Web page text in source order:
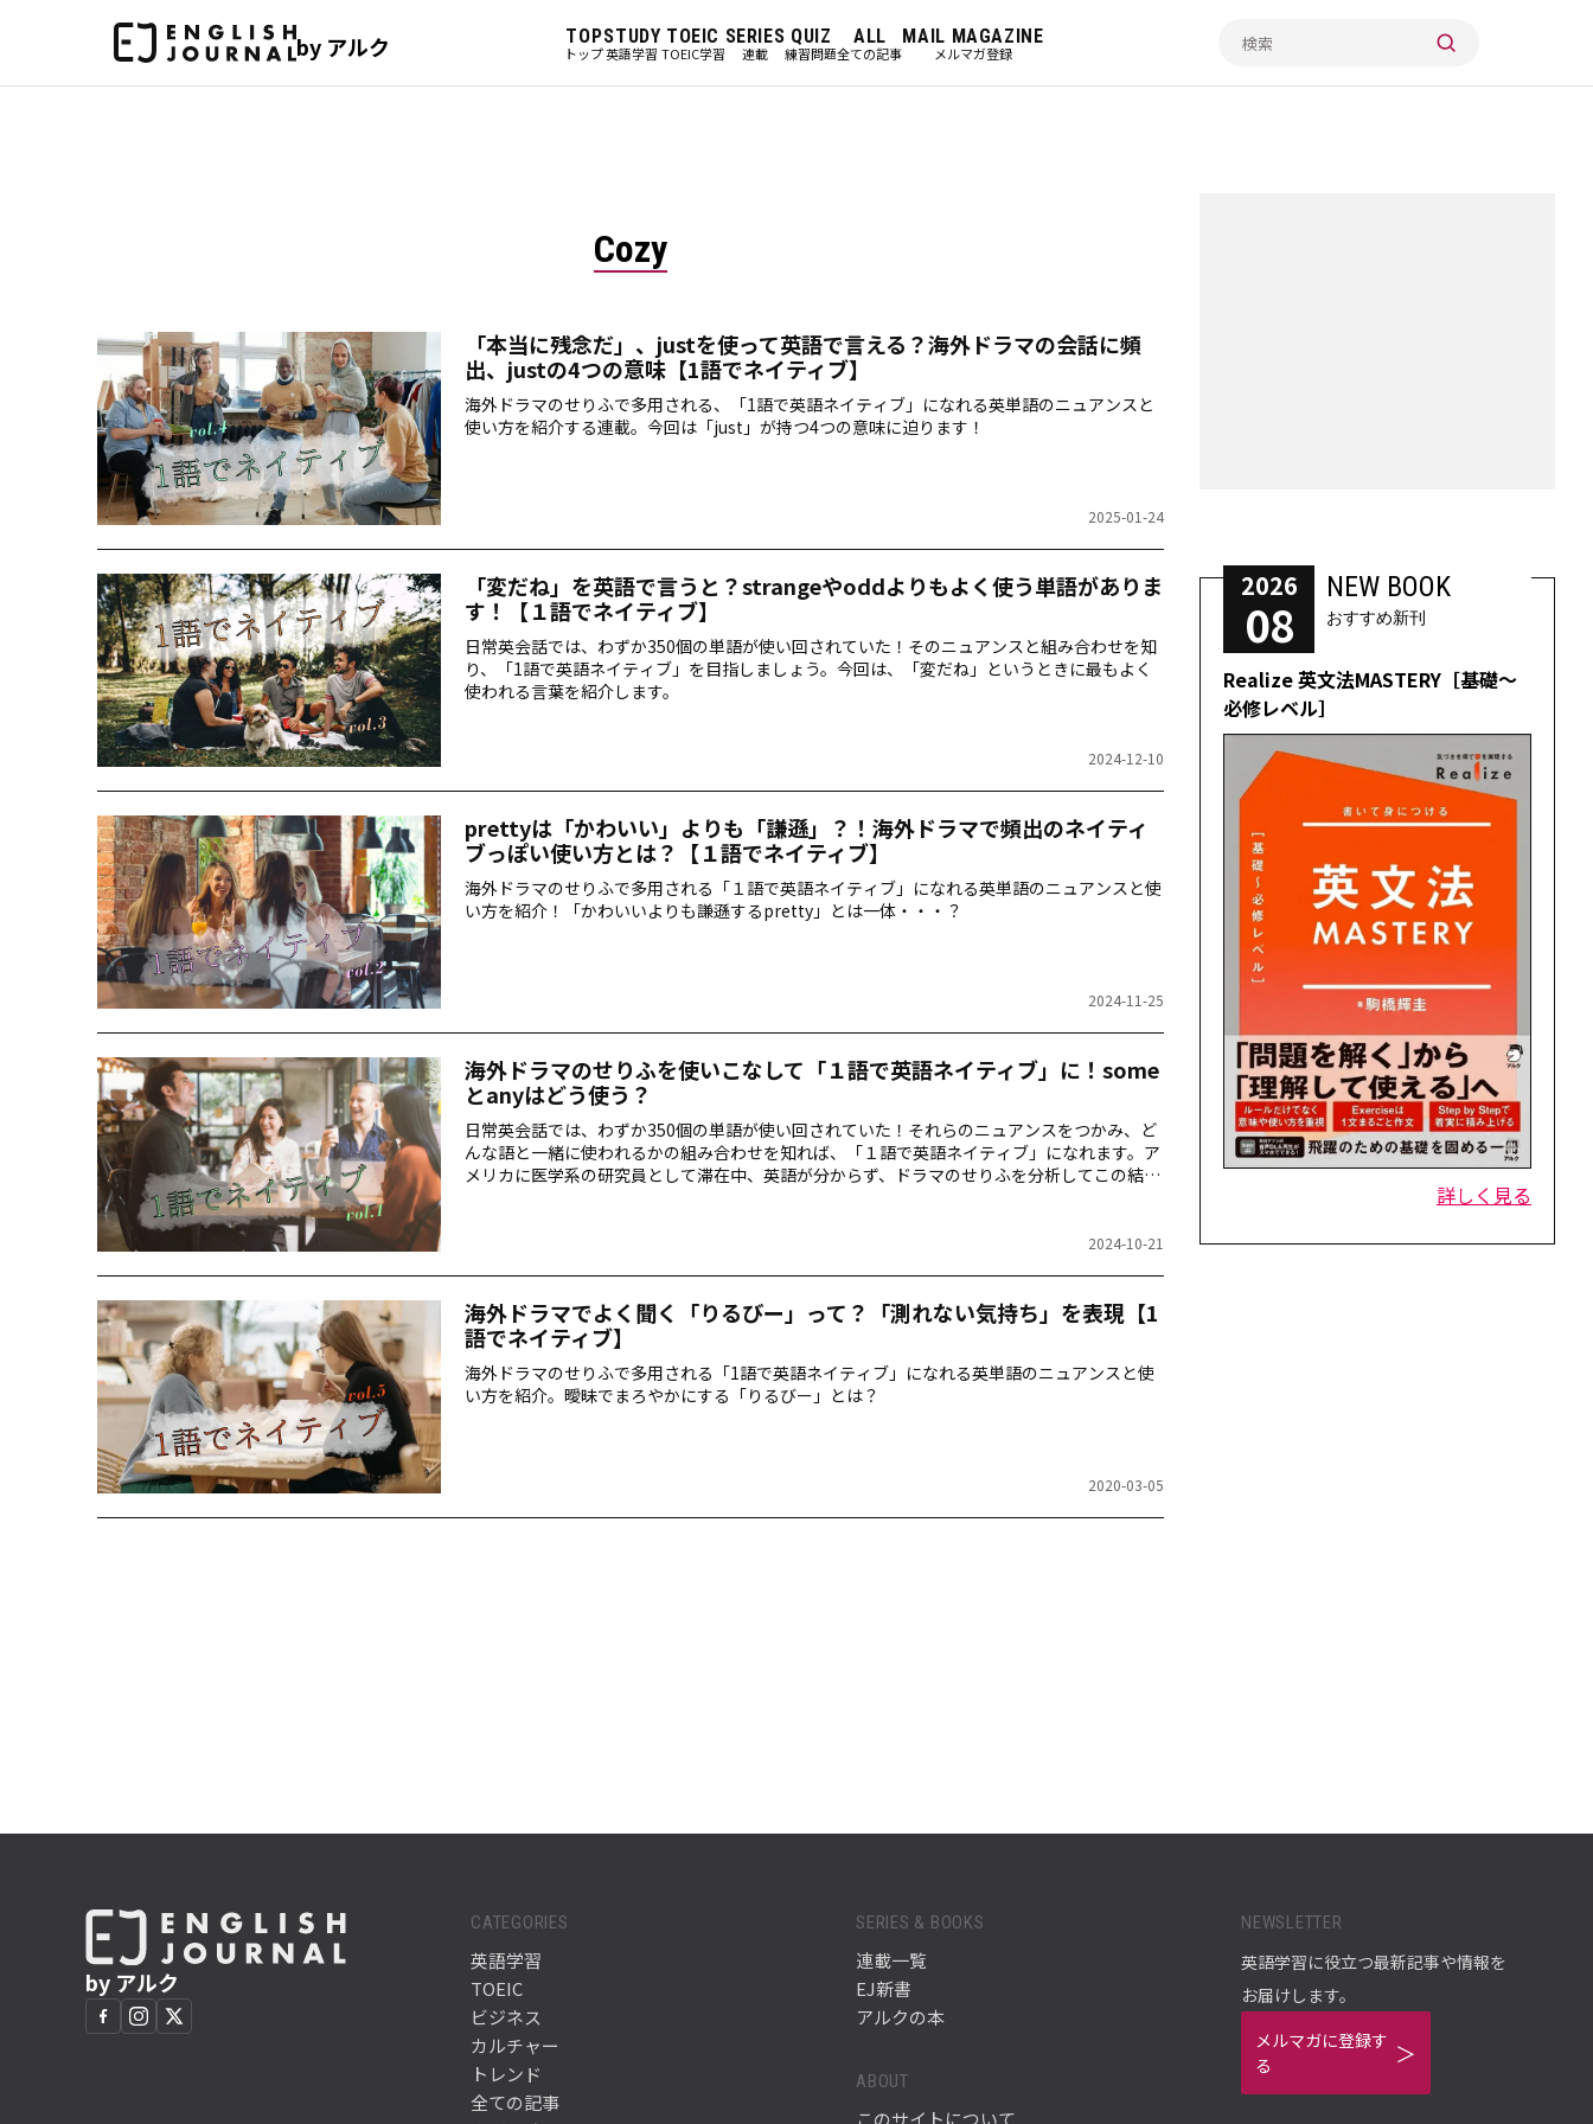
by アルク TOP
トップ
STUDY
英語学習
TOEIC
TOEIC学習
SERIES
連載
QUIZ
練習問題
ALL
全ての記事
MAIL MAGAZINE
メルマガ登録
Cozy
「本当に残念だ」、justを使って英語で言える？海外ドラマの会話に頻
出、justの4つの意味【1語でネイティブ】
海外ドラマのせりふで多用される、「1語で英語ネイティブ」になれる英単語のニュアンスと
使い方を紹介する連載。今回は「just」が持つ4つの意味に迫ります！
2025-01-24
「変だね」を英語で言うと？strangeやoddよりもよく使う単語がありま
す！【１語でネイティブ】
日常英会話では、わずか350個の単語が使い回されていた！そのニュアンスと組み合わせを知
り、「1語で英語ネイティブ」を目指しましょう。今回は、「変だね」というときに最もよく
使われる言葉を紹介します。
2024-12-10
prettyは「かわいい」よりも「謙遜」？！海外ドラマで頻出のネイティ
ブっぽい使い方とは？【１語でネイティブ】
海外ドラマのせりふで多用される「１語で英語ネイティブ」になれる英単語のニュアンスと使
い方を紹介！「かわいいよりも謙遜するpretty」とは一体・・・？
2024-11-25
海外ドラマのせりふを使いこなして「１語で英語ネイティブ」に！some
とanyはどう使う？
日常英会話では、わずか350個の単語が使い回されていた！それらのニュアンスをつかみ、ど
んな語と一緒に使われるかの組み合わせを知れば、「１語で英語ネイティブ」になれます。ア
メリカに医学系の研究員として滞在中、英語が分からず、ドラマのせりふを分析してこの結果
2024-10-21
海外ドラマでよく聞く「りるびー」って？「測れない気持ち」を表現【1
語でネイティブ】
海外ドラマのせりふで多用される「1語で英語ネイティブ」になれる英単語のニュアンスと使
い方を紹介。曖昧でまろやかにする「りるびー」とは？
2020-03-05
2026
08
NEW BOOK
おすすめ新刊
Realize 英文法MASTERY［基礎～
必修レベル］
詳しく見る
by アルク
CATEGORIES
英語学習
TOEIC
ビジネス
カルチャー
トレンド
全ての記事
SERIES & BOOKS
連載一覧
EJ新書
アルクの本
ABOUT
このサイトについて
NEWSLETTER
英語学習に役立つ最新記事や情報を
お届けします。
メルマガに登録す
る